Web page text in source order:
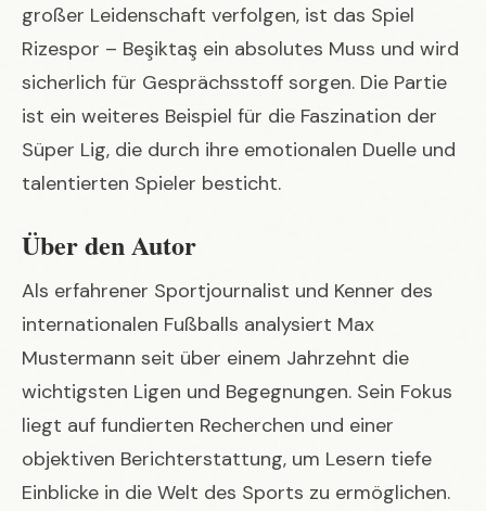
großer Leidenschaft verfolgen, ist das Spiel
Rizespor – Beşiktaş ein absolutes Muss und wird
sicherlich für Gesprächsstoff sorgen. Die Partie
ist ein weiteres Beispiel für die Faszination der
Süper Lig, die durch ihre emotionalen Duelle und
talentierten Spieler besticht.
Über den Autor
Als erfahrener Sportjournalist und Kenner des
internationalen Fußballs analysiert Max
Mustermann seit über einem Jahrzehnt die
wichtigsten Ligen und Begegnungen. Sein Fokus
liegt auf fundierten Recherchen und einer
objektiven Berichterstattung, um Lesern tiefe
Einblicke in die Welt des Sports zu ermöglichen.